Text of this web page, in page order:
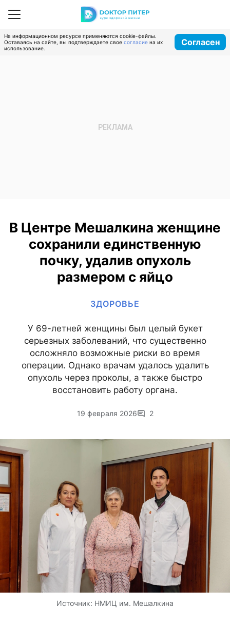
На информационном ресурсе применяются cookie-файлы.
Оставаясь на сайте, вы подтверждаете свое согласие на их
использование.
Согласен
В Центре Мешалкина женщине
сохранили единственную
почку, удалив опухоль
размером с яйцо
ЗДОРОВЬЕ
У 69-летней женщины был целый букет
серьезных заболеваний, что существенно
осложняло возможные риски во время
операции. Однако врачам удалось удалить
опухоль через проколы, а также быстро
восстановить работу органа.
19 февраля 2026 2
Источник: НМИЦ им. Мешалкина